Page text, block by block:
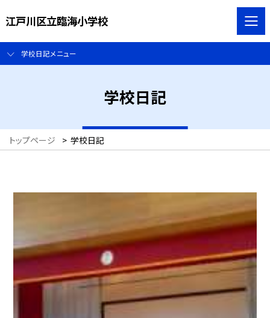
江戸川区立臨海小学校
学校日記メニュー
学校日記
トップページ > 学校日記